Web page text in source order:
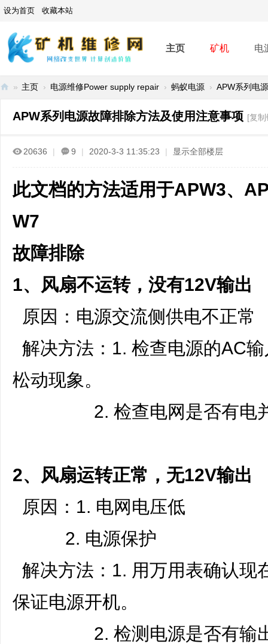
设为首页 收藏本站
主页 矿机 电
» 主页 › 电源维修Power supply repair › 蚂蚁电源 › APW系列电
APW系列电源故障排除方法及使用注意事项 [复
20636 | 9 | 2020-3-3 11:35:23 | 显示全部楼层
此文档的方法适用于APW3、
W7
故障排除
1、风扇不运转，没有12V输出
原因：电源交流侧供电不正常
解决方法：1. 检查电源的AC
松动现象。
2. 检查电网是否有电并
2、风扇运转正常，无12V输出
原因：1. 电网电压低
2. 电源保护
解决方法：1. 用万用表确认现
保证电源开机。
2. 检测电源是否有输出短